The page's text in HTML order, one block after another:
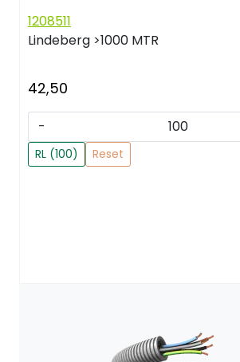
1208511
Lindeberg >1000 MTR
42,50
-
RL (100) Reset